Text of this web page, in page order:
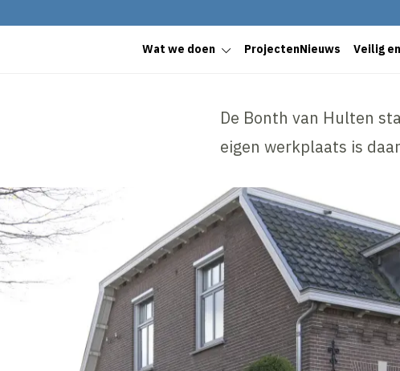
Wat we doen ProjectenNieuws Veilig
De Bonth van Hulten
eigen werkplaats is